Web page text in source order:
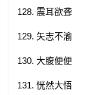
128. 震耳欲聋
129. 矢志不渝
130. 大腹便便
131. 恍然大悟